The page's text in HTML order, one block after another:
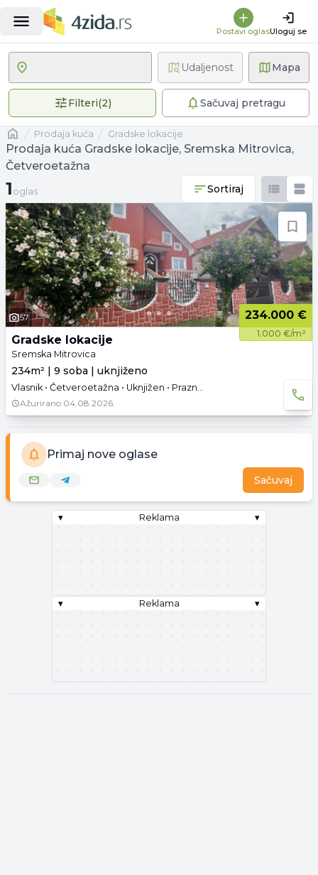
Postavi oglasUloguj se
Mapa
Filteri(2)2 primenjena filteraSačuvaj pretragu
Udaljenost
Naslovnaprodaja kuća Gradske lokacije
Prodaja kuća Gradske lokacije, Sremska Mitrovica,
Četveroetažna
1 oglas
1 oglas Sortiraj
57 234.000 €
1.000 €/m²
Gradske lokacije
Sremska Mitrovica
234m² | 9 soba | uknjiženo
Vlasnik • Četveroetažna • Uknjižen • Prazno • Podrum
Ažurirano 04.08.2026.
Primaj nove oglase
Sačuvaj
▾ Reklama ▾
▾ Reklama ▾